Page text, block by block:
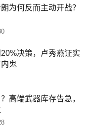
为何反而主动开战？
决策，卢秀燕证实
鬼
高端武器库存告急，